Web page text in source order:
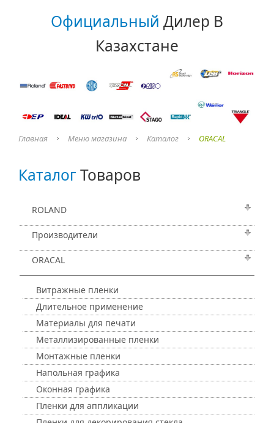
Официальный Дилер В
Казахстане
Главная Меню магазина Каталог ORACAL
КаталогТоваров
ROLAND
Производители
ORACAL
Витражные пленки
Длительное применение
Материалы для печати
Металлизированные пленки
Монтажные пленки
Напольная графика
Оконная графика
Пленки для аппликации